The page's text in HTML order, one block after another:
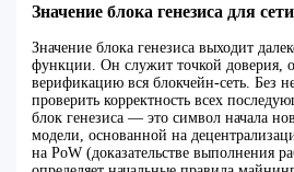
Значение блока генезиса для сети
Значение блока генезиса выходит
функции. Он служит точкой доверия,
верификацию вся блокчейн-сеть. Без
проверить корректность всех
блок генезиса — это символ начала
модели, основанной на
на PoW (доказательстве выполнения